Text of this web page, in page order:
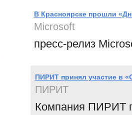
В Красноярске прошли
Microsoft
пресс-релиз
ПИРИТ принял участие в
ПИРИТ
Компания ПИРИТ